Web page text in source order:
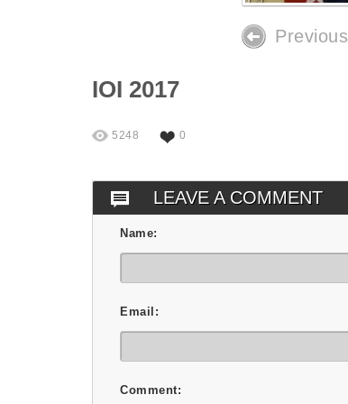
Previous
IOI 2017
5248 0
LEAVE A COMMENT
Name:
Email:
Comment: